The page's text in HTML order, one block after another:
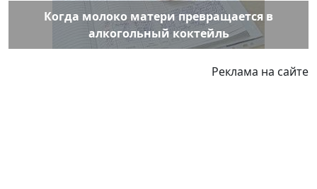
Когда молоко матери превращается в
алкогольный коктейль
Реклама на сайте